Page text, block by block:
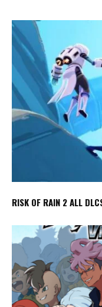
RISK OF RAIN 2 ALL